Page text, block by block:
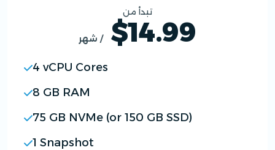
تبدأ من
$14.99 / شهر
4 vCPU Cores
8 GB RAM
75 GB NVMe (or 150 GB SSD)
1 Snapshot